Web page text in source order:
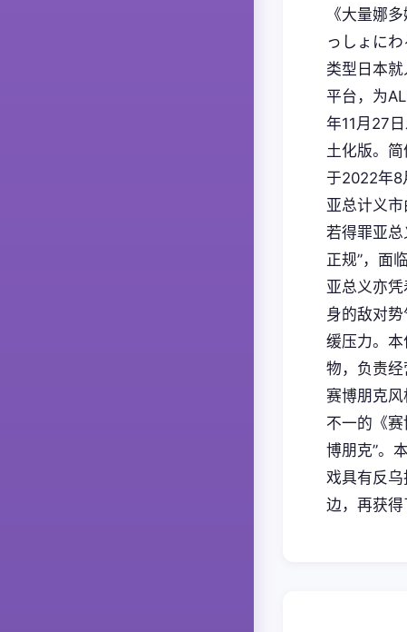
《大量娜
っしょに
类型日本
平台，为
年11月27
土化版。
于2022年8
亚总计义
若得罪亚
正规”，面
亚总义亦
身的敌对
缓压力。本
物，负责
赛博朋克
不一的《
博朋克”。
戏具有反
边，再获得